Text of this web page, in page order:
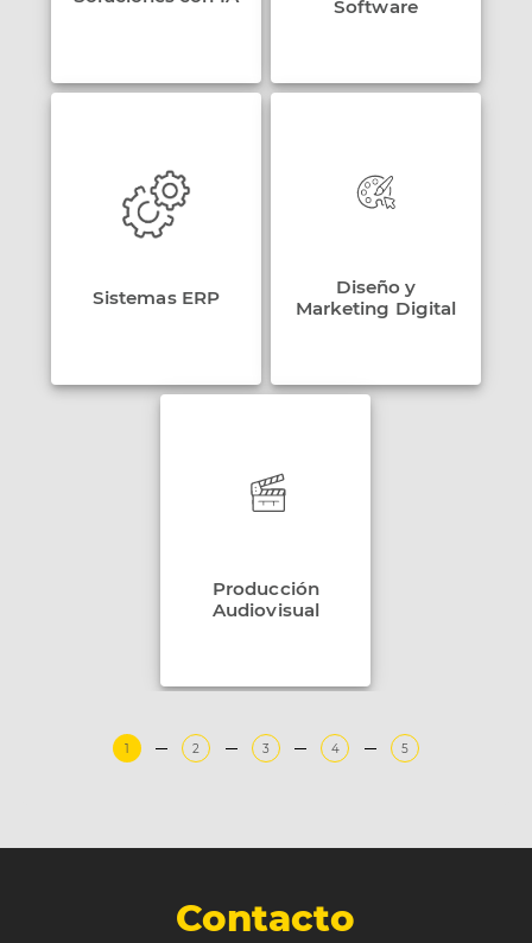
1 2 3 4 5
Software
Sistemas ERP
Diseño y
Marketing Digital
Producción
Audiovisual
Contacto